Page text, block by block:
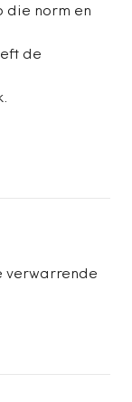
die norm en
de
verwarrende